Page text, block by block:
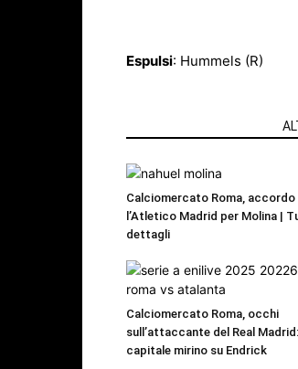
Espulsi: Hummels (R)
Calciomercato Roma, accordo
l’Atletico Madrid per Molina |
dettagli
Calciomercato Roma, occhi
sull’attaccante del Real
capitale mirino su Endrick